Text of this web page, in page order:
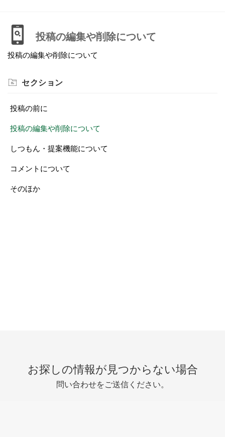
投稿の編集や削除について
投稿の編集や削除について
セクション
投稿の前に
投稿の編集や削除について
しつもん・提案機能について
コメントについて
そのほか
お探しの情報が見つからない場合
問い合わせをご送信ください。